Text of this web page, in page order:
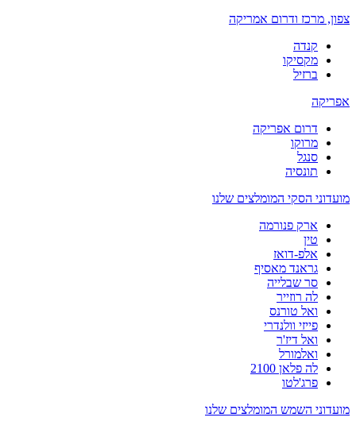
צפון, מרכז ודרום אמריקה
קנדה
מקסיקו
ברזיל
אפריקה
דרום אפריקה
מרוקו
סנגל
תונסיה
מועדוני הסקי המומלצים שלנו
ארק פנורמה
טין
אלפ-דואז
גראנד מאסיף
סר שבלייה
לה רוזייר
ואל טורנס
פייזי וולנדרי
ואל דיז'ר
ואלמורל
לה פלאן 2100
פרג'לטו
מועדוני השמש המומלצים שלנו